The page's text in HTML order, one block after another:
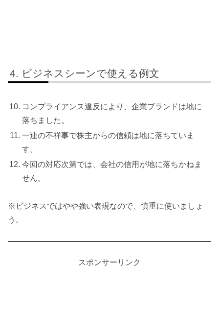
ビジネスシーンで使える例文
コンプライアンス違反により、企業ブランドは地に
落ちました。
一連の不祥事で株主からの信頼は地に落ちていま
す。
今回の対応次第では、会社の信用が地に落ちかねま
せん。
※ビジネスではやや強い表現なので、慎重に使いましょ
う。
スポンサーリンク